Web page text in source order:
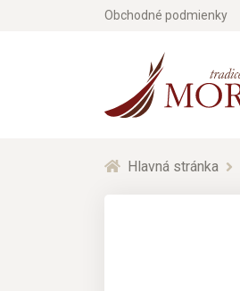
Obchodné podmienky
Hlavná stránka